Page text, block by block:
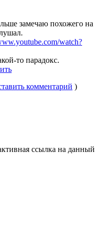
замечаю похожего на
watch?
то парадокс.
комментарий )
ссылка на данный